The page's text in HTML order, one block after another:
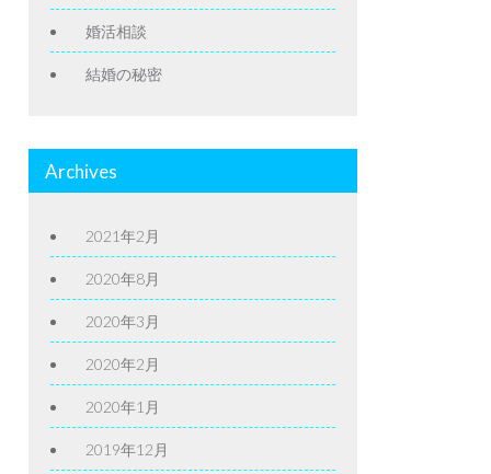
婚活相談
結婚の秘密
Archives
2021年2月
2020年8月
2020年3月
2020年2月
2020年1月
2019年12月